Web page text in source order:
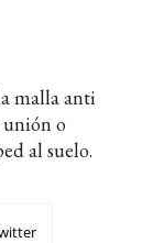
malla anti
o
al suelo.